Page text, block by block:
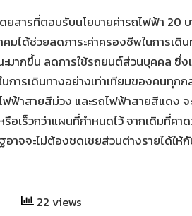
ยสารที่ตอบรับนโยบายค่ารถไฟฟ้า 20
ได้ช่วยลดภาระค่าครองชีพในการเดิ
มากขึ้น ลดการใช้รถยนต์ส่วนบุคคล ซึ่ง
การเดินทางอย่างเท่าเทียมของคนทุก
ฟ้าสายสีม่วง และรถไฟฟ้าสายสีแดง จ
เร็วกว่าแผนที่กำหนดไว้ จากเดิมที่คาด
าจจะไม่ต้องชดเชยส่วนต่างรายได้ให้
22 views